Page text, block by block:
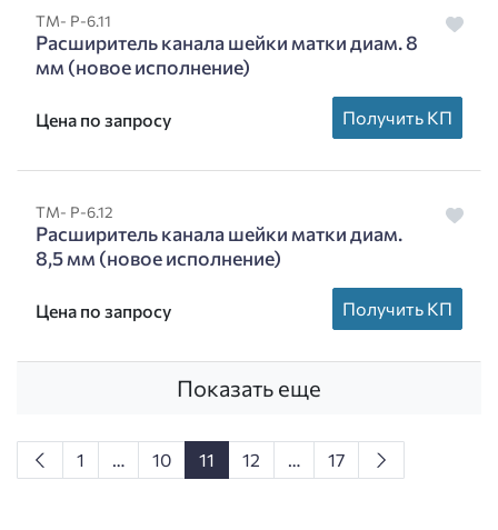
ТМ- Р-6.11
Расширитель канала шейки матки диам. 8
мм (новое исполнение)
Цена по запросу Получить КП
ТМ- Р-6.12
Расширитель канала шейки матки диам.
8,5 мм (новое исполнение)
Цена по запросу Получить КП
Показать еще
1 … 10 11 12 … 17